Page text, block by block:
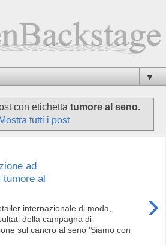
▼
con etichetta tumore al seno.
Mostra tutti i post
ad
al
›
internazionale di moda,
della campagna di
sul cancro al seno 'Siamo con